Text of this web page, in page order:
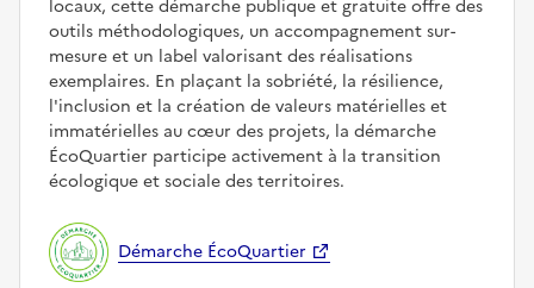
locaux, cette démarche publique et gratuite offre des
outils méthodologiques, un accompagnement sur-
mesure et un label valorisant des réalisations
exemplaires. En plaçant la sobriété, la résilience,
l'inclusion et la création de valeurs matérielles et
immatérielles au cœur des projets, la démarche
ÉcoQuartier participe activement à la transition
écologique et sociale des territoires.
Démarche ÉcoQuartier